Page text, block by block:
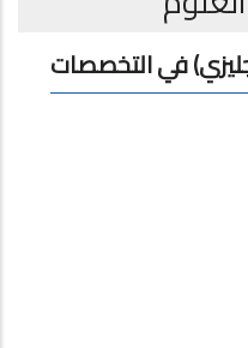
في التخصصات